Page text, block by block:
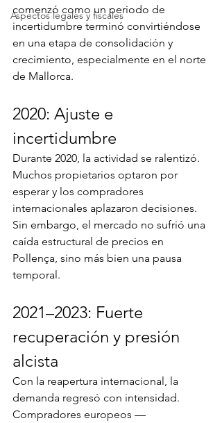
Aspectos legales y fiscales
comenzó como un periodo de
incertidumbre terminó convirtiéndose
en una etapa de consolidación y
crecimiento, especialmente en el norte
de Mallorca.
2020: Ajuste e
incertidumbre
Durante 2020, la actividad se ralentizó.
Muchos propietarios optaron por
esperar y los compradores
internacionales aplazaron decisiones.
Sin embargo, el mercado no sufrió una
caída estructural de precios en
Pollença, sino más bien una pausa
temporal.
2021–2023: Fuerte
recuperación y presión
alcista
Con la reapertura internacional, la
demanda regresó con intensidad.
Compradores europeos —